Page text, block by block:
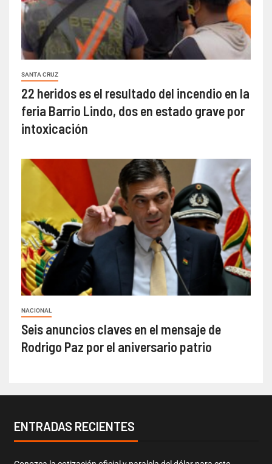
SANTA CRUZ
22 heridos es el resultado del incendio en la
feria Barrio Lindo, dos en estado grave por
intoxicación
NACIONAL
Seis anuncios claves en el mensaje de
Rodrigo Paz por el aniversario patrio
ENTRADAS RECIENTES